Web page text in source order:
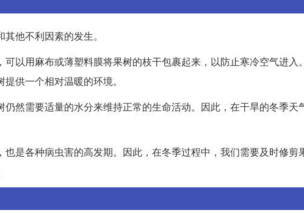
他不利因素的发生。
以用麻布或薄塑料膜将果树的枝干包裹起来，以防止寒冷空气进入。
供一个相对温暖的环境。
然需要适量的水分来维持正常的生命活动。因此，在干旱的冬季天
是各种病虫害的高发期。因此，在冬季过程中，我们需要及时修剪